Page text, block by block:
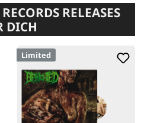
RELEASES
DICH
Limited